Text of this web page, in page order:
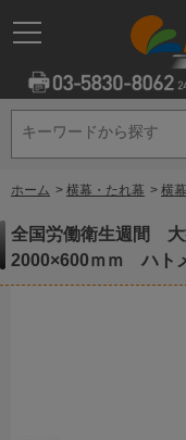
キーワードから探す
キーワードから探す
ホーム > 横幕・たれ幕 > 横幕
全国労働衛生週間
2000×600ｍｍ ハト